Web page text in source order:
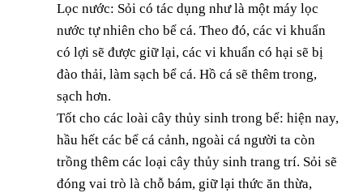
Lọc nước: Sỏi có tác dụng như là một máy lọc
nước tự nhiên cho bể cá. Theo đó, các vi khuẩn
có lợi sẽ được giữ lại, các vi khuẩn có hại sẽ bị
đào thải, làm sạch bể cá. Hồ cá sẽ thêm trong,
sạch hơn.
Tốt cho các loài cây thủy sinh trong bể: hiện nay,
hầu hết các bể cá cảnh, ngoài cá người ta còn
trồng thêm các loại cây thủy sinh trang trí. Sỏi sẽ
đóng vai trò là chỗ bám, giữ lại thức ăn thừa,